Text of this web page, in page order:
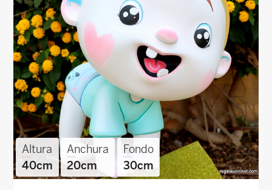
Altura
40cm
Anchura
20cm
Fondo
30cm